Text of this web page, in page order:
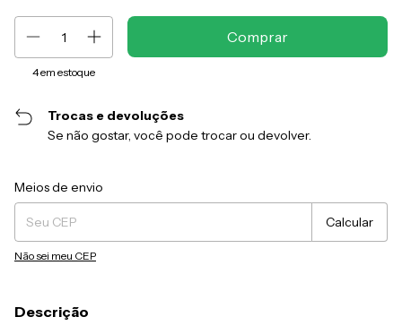
4em estoque
Trocas e devoluções
Se não gostar, você pode trocar ou devolver.
Entregas para o CEP:
Meios de envio
Calcular
Não sei meu CEP
Descrição